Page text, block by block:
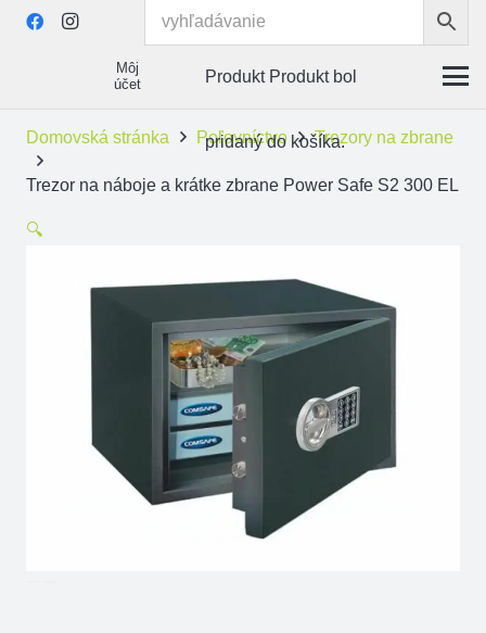
Môj
účet
Produkt Produktbol
pridaný do košíka.
Domovská stránka Poľovníctvo Trezory na zbrane
Trezor na náboje a krátke zbrane Power Safe S2 300 EL
🔍